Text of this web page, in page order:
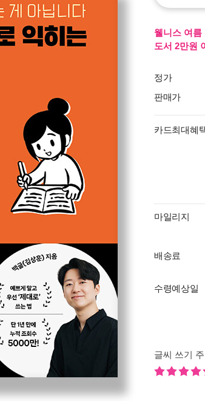
웰니스 여
도서 2만원
정가
판매가
카드최대혜
마일리지
배송료
수령예상일
글씨 쓰기